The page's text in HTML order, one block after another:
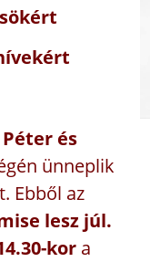
és
ünneplik
Ebből az
lesz júl.
kora